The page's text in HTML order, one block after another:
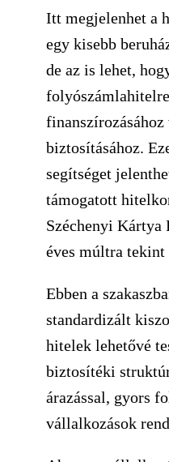
Itt megjelenhet a
egy kisebb
de az is lehet,
biztosításához.
segítséget
támogatott
Széchenyi Kártya
éves múltra tekint
Ebben a
standardizált
hitelek lehetővé
biztosítéki
árazással, gyors
vállalkozások